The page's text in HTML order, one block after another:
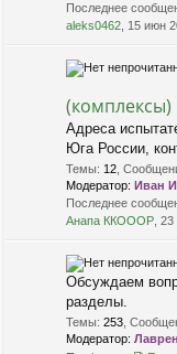
Последнее
aleks0462 , 15 июн
Адреса
Юга России,
Темы: 12
Модератор: Иван
Последнее
Анапа ККОООР ,
Обсуждаем
разделы.
Темы: 253
Модератор: